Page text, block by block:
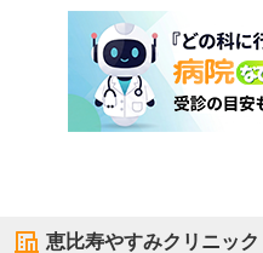
恵比寿やすみクリニック